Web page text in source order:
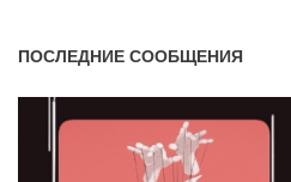
ПОСЛЕДНИЕ СООБЩЕНИЯ